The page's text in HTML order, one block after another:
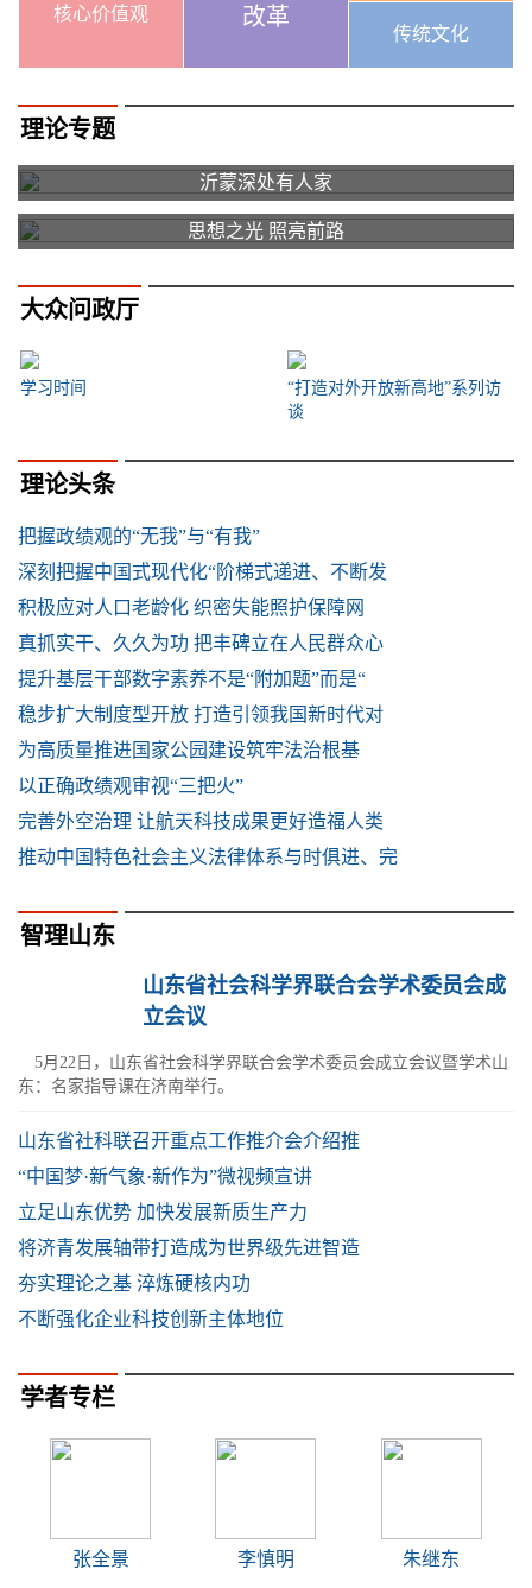
核心价值观
改革
传统文化
理论专题
沂蒙深处有人家
思想之光 照亮前路
大众问政厅
学习时间
“打造对外开放新高地”系列访
谈
理论头条
把握政绩观的“无我”与“有我”
深刻把握中国式现代化“阶梯式递进、不断发
积极应对人口老龄化 织密失能照护保障网
真抓实干、久久为功 把丰碑立在人民群众心
提升基层干部数字素养不是“附加题”而是“
稳步扩大制度型开放 打造引领我国新时代对
为高质量推进国家公园建设筑牢法治根基
以正确政绩观审视“三把火”
完善外空治理 让航天科技成果更好造福人类
推动中国特色社会主义法律体系与时俱进、完
智理山东
山东省社会科学界联合会学术委员会成
立会议
5月22日，山东省社会科学界联合会学术委员会成立会议暨学术山
东：名家指导课在济南举行。
山东省社科联召开重点工作推介会介绍推
“中国梦·新气象·新作为”微视频宣讲
立足山东优势 加快发展新质生产力
将济青发展轴带打造成为世界级先进智造
夯实理论之基 淬炼硬核内功
不断强化企业科技创新主体地位
学者专栏
张全景 李慎明 朱继东